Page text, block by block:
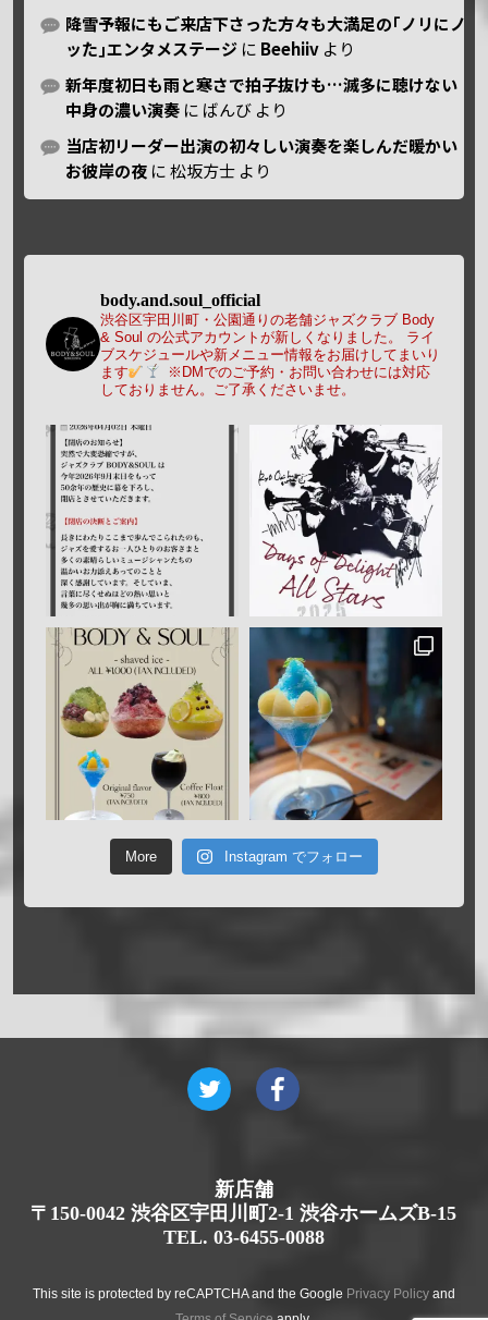
降雪予報にもご来店下さった方々も大満足の｢ノリにノ
ッた｣エンタメステージ に Beehiiv より
新年度初日も雨と寒さで拍子抜けも…滅多に聴けない
中身の濃い演奏 に ばんび より
当店初リーダー出演の初々しい演奏を楽しんだ暖かい
お彼岸の夜 に松坂方士 より
body.and.soul_official
渋谷区宇田川町・公園通りの老舗ジャズクラブ Body
& Soul の公式アカウントが新しくなりました。
ライ
ブスケジュールや新メニュー情報をお届けしてまいり
ます
※DMでのご予約・お問い合わせには対応
しておりません。ご了承くださいませ。
More Instagram でフォロー
新店舗
〒150-0042 渋谷区宇田川町2-1 渋谷ホームズB-15
TEL. 03-6455-0088
This site is protected by reCAPTCHA and the Google Privacy Policyand